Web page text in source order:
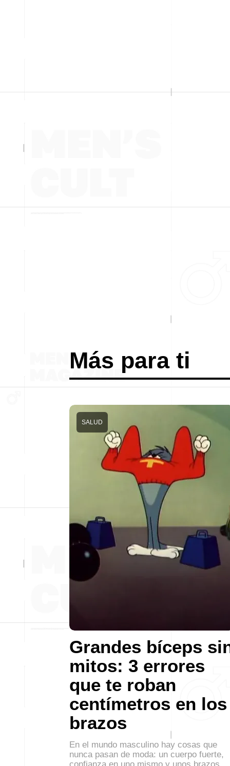
Más para ti
Grandes bíceps
mitos: 3 errores
que te roban
centímetros en los
brazos
SALUD
En el mundo masculino hay cosas que
nunca pasan de moda: un cuerpo fuerte,
confianza en uno mismo y unos brazos